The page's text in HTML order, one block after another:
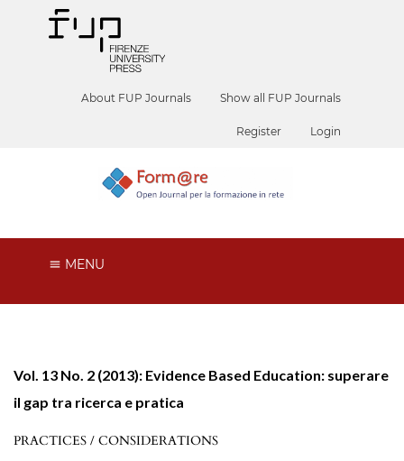
About FUP Journals Show all FUP Journals
Register Login
MENU
Vol. 13 No. 2 (2013): Evidence Based Education: superare
il gap tra ricerca e pratica
PRACTICES / CONSIDERATIONS